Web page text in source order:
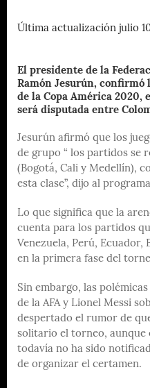
Última actualización julio
El presidente de la
Ramón Jesurún, confirmó
de la Copa América 2020,
será disputada entre
Jesurún afirmó que los
de grupo “ los partidos se
(Bogotá, Cali y Medellín),
esta clase”, dijo al
Lo que significa que la
cuenta para los partidos
Venezuela, Perú, Ecuador,
en la primera fase del
Sin embargo, las
de la AFA y Lionel Messi
despertado el rumor de
solitario el torneo, aunque
todavía no ha sido
de organizar el certamen.